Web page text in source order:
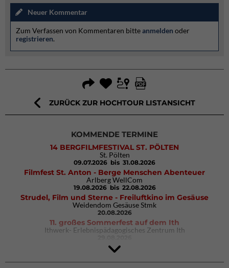
Neuer Kommentar
Zum Verfassen von Kommentaren bitteanmelden oder
registrieren.
ZURÜCK ZUR HOCHTOUR LISTANSICHT
KOMMENDE TERMINE
14 BERGFILMFESTIVAL ST. PÖLTEN
St. Pölten
09.07.2026 bis 31.08.2026
Filmfest St. Anton - Berge Menschen Abenteuer
Arlberg WellCom
19.08.2026 bis 22.08.2026
Strudel, Film und Sterne - Freiluftkino im Gesäuse
Weidendom Gesäuse Stmk
20.08.2026
11. großes Sommerfest auf dem Ith
Ithwerk- Erlebnispädagogisches Zentrum Ith
Rock Master Arco
Arco (IT)
02.10.2026bis 04.10.2026